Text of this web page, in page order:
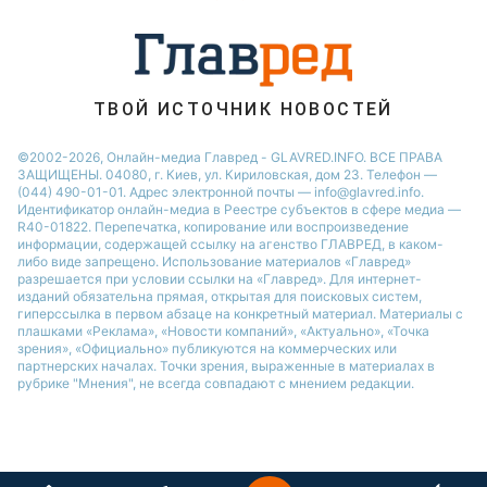
ТВОЙ ИСТОЧНИК НОВОСТЕЙ
©2002-2026, Онлайн-медиа Главред - GLAVRED.INFO. ВСЕ ПРАВА
ЗАЩИЩЕНЫ. 04080, г. Киев, ул. Кириловская, дом 23. Телефон —
(044) 490-01-01. Адрес электронной почты — info@glavred.info.
Идентификатор онлайн-медиа в Реестре cубъектов в сфере медиа —
R40-01822. Перепечатка, копирование или воспроизведение
информации, содержащей ссылку на агенство ГЛАВРЕД, в каком-
либо виде запрещено. Использование материалов «Главред»
разрешается при условии ссылки на «Главред». Для интернет-
изданий обязательна прямая, открытая для поисковых систем,
гиперссылка в первом абзаце на конкретный материал. Материалы с
плашками «Реклама», «Новости компаний», «Актуально», «Точка
зрения», «Официально» публикуются на коммерческих или
партнерских началах. Точки зрения, выраженные в материалах в
рубрике "Мнения", не всегда совпадают с мнением редакции.